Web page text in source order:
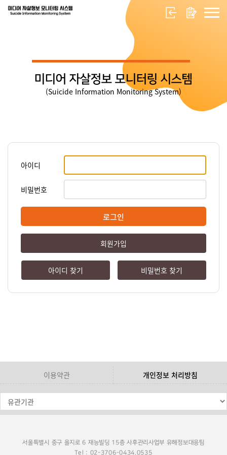
미디어 자살정보 모니터링 시스템
(Suicide Information Monitoring System)
아이디
비밀번호
로그인
회원가입
아이디 찾기 비밀번호 찾기
이용약관 개인정보 처리방침
서울특별시 중구 을지로 6 재능빌딩 15층 사후관리사업부 유해정보대응팀
Tel : 02-3706-0434,0535